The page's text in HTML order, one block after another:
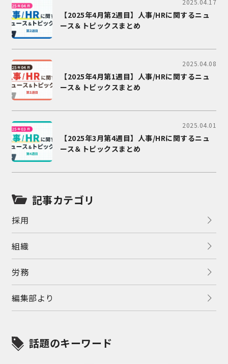
2025.04.17
【2025年4月第2週目】人事/HRに関するニュ
ース＆トピックスまとめ
2025.04.08
【2025年4月第1週目】人事/HRに関するニュ
ース＆トピックスまとめ
2025.04.01
【2025年3月第4週目】人事/HRに関するニュ
ース＆トピックスまとめ
記事カテゴリ
採用
組織
労務
編集部より
話題のキーワード